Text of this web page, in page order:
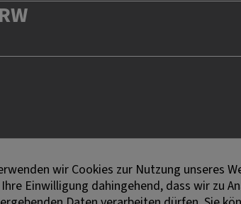
wir Cookies zur Nutzung unseres
Einwilligung dahingehend, dass wir zu